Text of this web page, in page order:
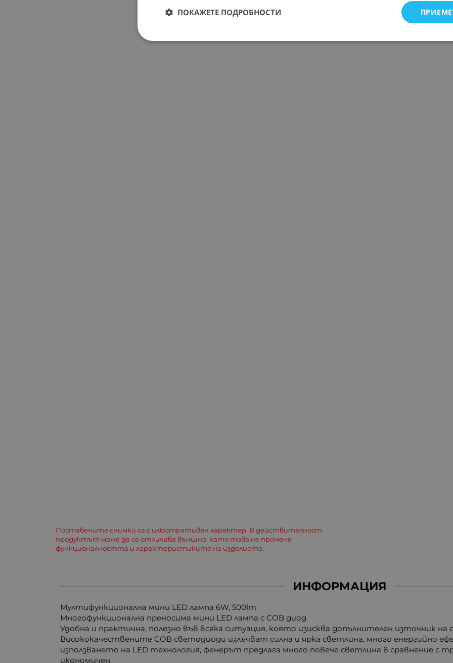
Поставените снимки са с илюстративен характер. В действителност
продуктът може да се отличава външно, като това не променя
функционалността и характеристиките на изделието.
ИНФОРМАЦИЯ
Мултифункционална мини LED лампа 6W, 500lm
Многофункционална преносима мини LED лампа с COB диод
Удобна и практична, полезно във всяка ситуация, която изисква допълнителен източник на
Висококачествените COB светодиоди излъчват силна и ярка светлина, много енергийно
използването на LED технология, фенерът предлага много повече светлина в сравнение с
икономичен.
ПОКАЖЕТЕ ПОДРОБНОСТИ